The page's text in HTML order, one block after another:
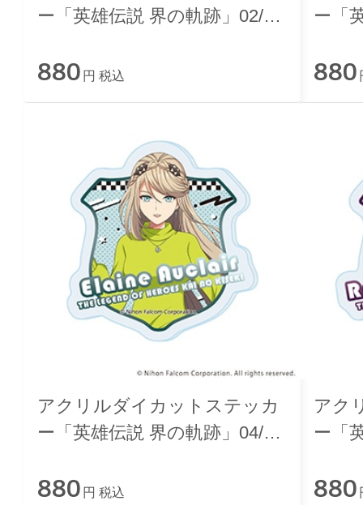
ー「英雄伝説 界の軌跡」02/ア
トロver.
880 円 税込
ー「
ver.
880
アクリルダイカットステッカ
ー「英雄伝説 界の軌跡」04/エ
レトロver.
880 円 税込
アク
ー「
レト
880